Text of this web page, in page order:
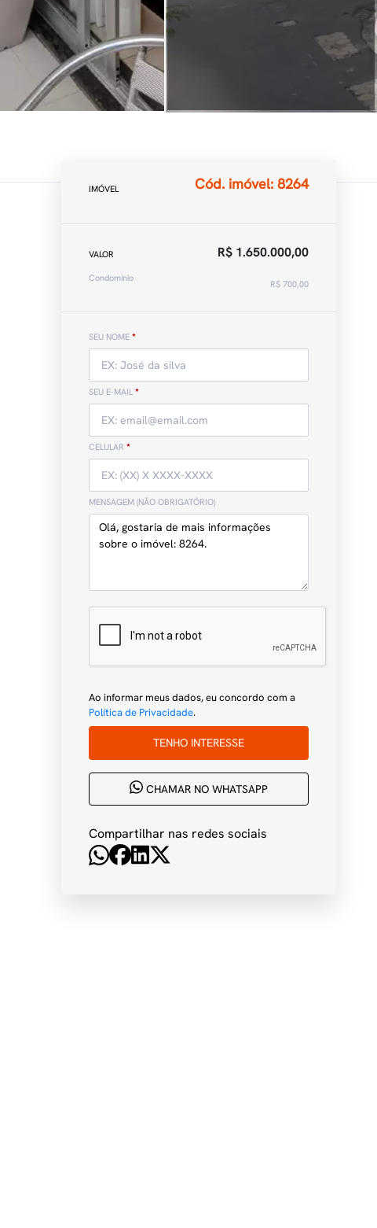
IMÓVEL Cód. imóvel: 8264
VALOR R$ 1.650.000,00
Condomínio
R$ 700,00
SEU NOME *
SEU E-MAIL *
CELULAR *
MENSAGEM (NÃO OBRIGATÓRIO)
Ao informar meus dados, eu concordo com a
Política de Privacidade.
TENHO INTERESSE
CHAMAR NO WHATSAPP
Compartilhar nas redes sociais